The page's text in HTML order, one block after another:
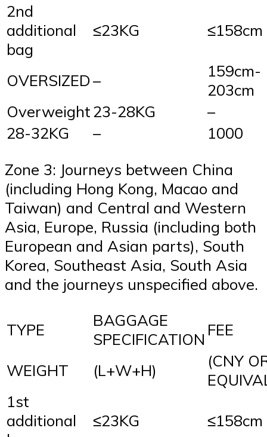
2nd
additional
bag
≤23KG ≤158cm
OVERSIZED–
159cm-
203cm
Overweight23-28KG
–
28-32KG
–
1000
Zone 3: Journeys between China
(including Hong Kong, Macao and
Taiwan) and Central and Western
Asia, Europe, Russia (including both
European and Asian parts), South
Korea, Southeast Asia, South Asia
and the journeys unspecified above.
TYPE
BAGGAGE
SPECIFICATION FEE
WEIGHT (L+W+H)
(CNY
1st
additional
≤23KG ≤158cm